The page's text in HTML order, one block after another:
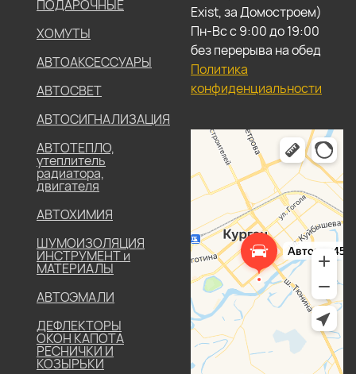
ПОДАРОЧНЫЕ
ХОМУТЫ
АВТОАКСЕССУАРЫ
АВТОСВЕТ
АВТОСИГНАЛИЗАЦИЯ
АВТОТЕПЛО,
утеплитель
радиатора,
двигателя
АВТОХИМИЯ
ШУМОИЗОЛЯЦИЯ
ИНСТРУМЕНТ и
МАТЕРИАЛЫ
АВТОЭМАЛИ
ДЕФЛЕКТОРЫ
ОКОН КАПОТА
РЕСНИЧКИ И
КОЗЫРЬКИ
Exist, за Домостроем)
Пн-Вс с 9:00 до 19:00
без перерыва на обед
Политика
конфиденциальности